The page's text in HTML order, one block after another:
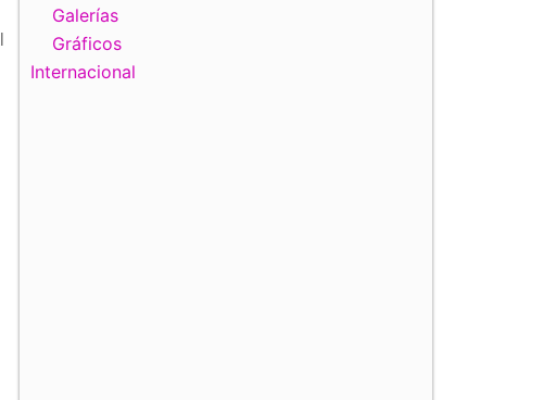
Galerías
Gráficos
Internacional